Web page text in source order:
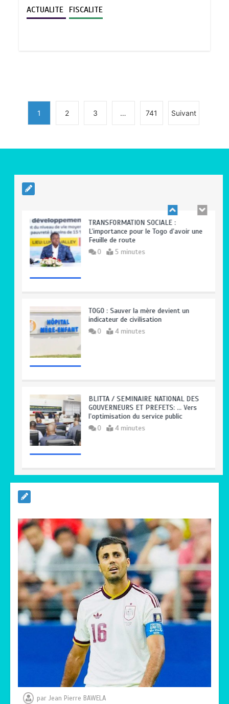
ACTUALITE FISCALITE
1 2 3 … 741 Suivant
TRANSFORMATION SOCIALE :
L’importance pour le Togo d’avoir une
Feuille de route
0 5 minutes
TOGO : Sauver la mère devient un
indicateur de civilisation
0 4 minutes
BLITTA / SEMINAIRE NATIONAL DES
GOUVERNEURS ET PREFETS: … Vers
l’optimisation du service public
0 4 minutes
0 5 minutes
TRANSFORMATION SOCIALE :
L’importance pour le Togo d’avoir une
Feuille de route
5 minutes
TOGO : Sauver la mère devient un
indicateur de civilisation
0
4 minutes
par Jean Pierre BAWELA